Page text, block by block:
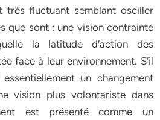
très fluctuant semblant osciller
que sont : une vision contrainte
la latitude d‘action des
face à leur environnement. S‘il
un changement
vision plus volontariste dans
est présenté comme un